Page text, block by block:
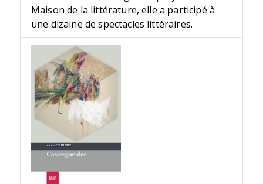
Maison de la littérature, elle a participé à
une dizaine de spectacles littéraires.